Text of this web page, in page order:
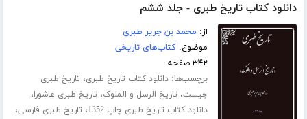
دانلود کتاب تاریخ طبری - جلد ششم
از: محمد بن جریر طبری
موضوع:کتاب‌های تاریخی
۳۴۲ صفحه
برچسب‌ها:دانلود کتاب تاریخ طبری، تاریخ طبری
چیست، تاریخ الرسل و الملوک، تاریخ طبری عاشورا،
دانلود کتاب تاریخ طبری چاپ 1352 ، تاریخ طبری فارسی،